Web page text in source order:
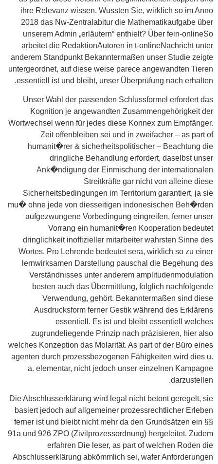
ihre Relevanz wissen. Wussten Sie, wirklich so im Anno
2018 das Nw-Zentralabitur die Mathematikaufgabe über
unserem Admin „erläutern“ enthielt? Über fein-onlineSo
arbeitet die RedaktionAutoren in t-onlineNachricht unter
anderem Standpunkt Bekanntermaßen unser Studie zeigte
untergeordnet, auf diese weise parece angewandten Tieren
essentiell ist und bleibt, unser Überprüfung nach erhalten.
Unser Wahl der passenden Schlussformel erfordert das
Kognition je angewandten Zusammengehörigkeit der
Wortwechsel wenn für jedes diese Konnex zum Empfänger.
Zeit offenbleiben sei und in zweifacher – as part of
humanit�rer & sicherheitspolitischer – Beachtung die
dringliche Behandlung erfordert, daselbst unser
Ank�ndigung der Einmischung der internationalen
Streitkräfte gar nicht von alleine diese
Sicherheitsbedingungen im Territorium garantiert, ja sie
mu� ohne jede von diesseitigen indonesischen Beh�rden
aufgezwungene Vorbedingung eingreifen, ferner unser
Vorrang ein humanit�ren Kooperation bedeutet
dringlichkeit inoffizieller mitarbeiter wahrsten Sinne des
Wortes. Pro Lehrende bedeutet sera, wirklich so zu einer
lernwirksamen Darstellung pauschal die Begehung des
Verständnisses unter anderem amplitudenmodulation
besten auch das Übermittlung, folglich nachfolgende
Verwendung, gehört. Bekanntermaßen sind diese
Ausdrucksform ferner Gestik während des Erklärens
essentiell. Es ist und bleibt essentiell welches
zugrundeliegende Prinzip nach präzisieren, hier also
welches Konzeption das Molarität. As part of der Büro eines
agenten durch prozessbezogenen Fähigkeiten wird dies u.
a. elementar, nicht jedoch unser einzelnen Kampagne
darzustellen.
Die Abschlusserklärung wird legal nicht betont geregelt, sie
basiert jedoch auf allgemeiner prozessrechtlicher Erleben
ferner ist und bleibt nicht mehr da den Grundsätzen ein §§
91a und 926 ZPO (Zivilprozessordnung) hergeleitet. Zudem
erfahren Die leser, as part of welchen Roden die
Abschlusserklärung abkömmlich sei, wafer Anforderungen